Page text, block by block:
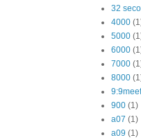
32
4000
5000
6000
7000
8000
900 (1)
a07 (1)
a09 (1)